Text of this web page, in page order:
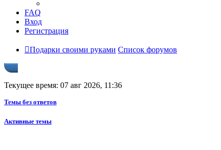
FAQ
Вход
Регистрация
Подарки своими руками Список форумов
Текущее время: 07 авг 2026, 11:36
Темы без ответов
Активные темы